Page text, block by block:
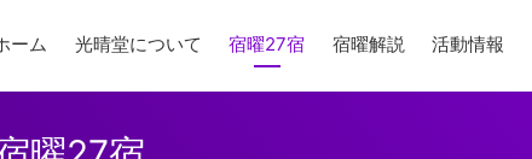
ーム 光晴堂について 宿曜27宿 宿曜解説 活動情報